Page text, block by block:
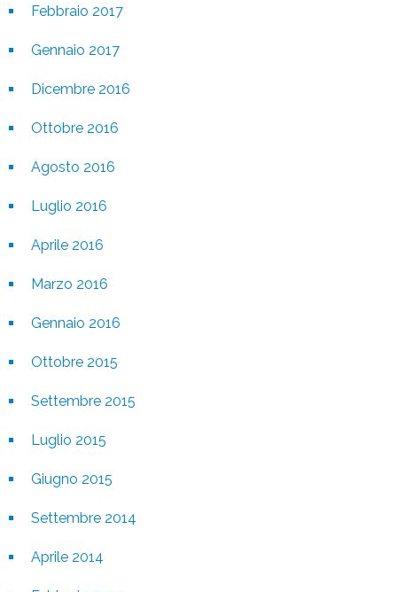
Febbraio 2017
Gennaio 2017
Dicembre 2016
Ottobre 2016
Agosto 2016
Luglio 2016
Aprile 2016
Marzo 2016
Gennaio 2016
Ottobre 2015
Settembre 2015
Luglio 2015
Giugno 2015
Settembre 2014
Aprile 2014